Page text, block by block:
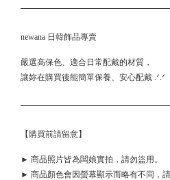
newana 日韓飾品專賣
嚴選高保色、適合日常配戴的材質，
讓妳在購買後能簡單保養、安心配戴 .ᐟ.ᐟ
【購買前請留意】
► 商品照片皆為闆娘實拍，請勿盜用。
► 商品顏色會因螢幕顯示而略有不同，請